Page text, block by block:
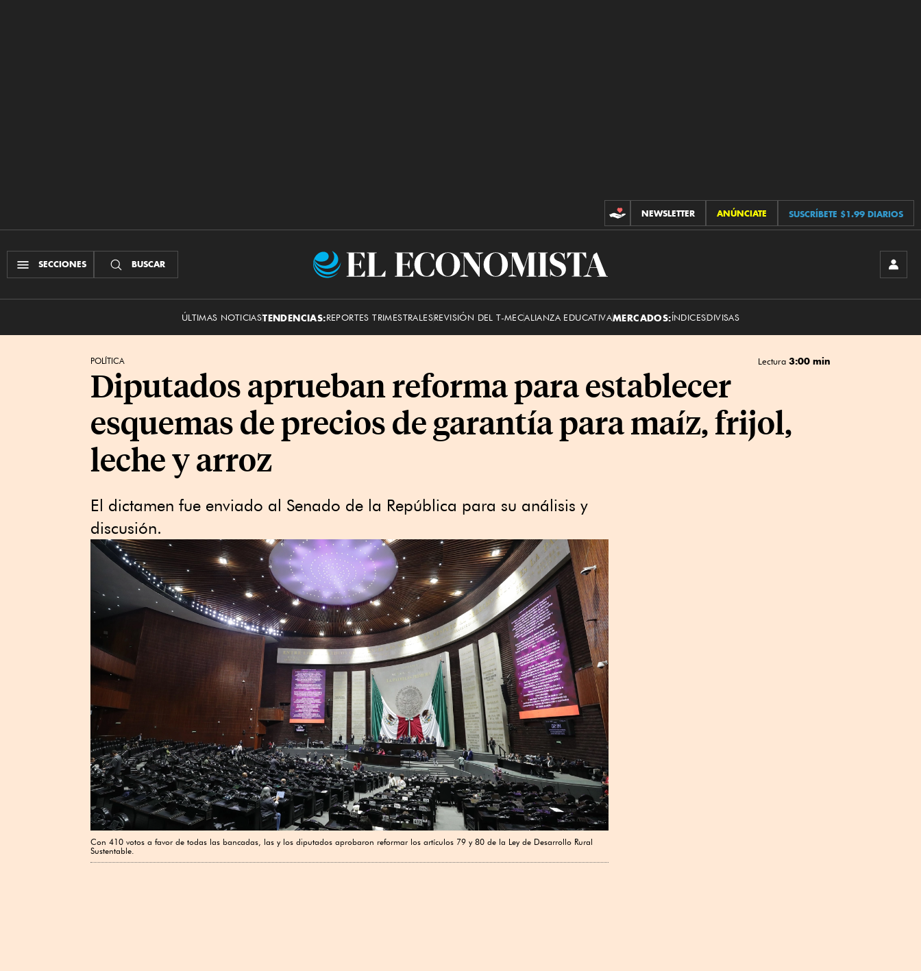
CONTRIBUCIONES
NEWSLETTER ANÚNCIATE SUSCRÍBETE $1.99 DIARIOS
SECCIONES BUSCAR
El
ÚLTIMAS NOTICIASTENDENCIAS:REPORTES TRIMESTRALESREVISIÓN DEL T-MECALIANZA EDUCATIVAMERCADOS:ÍNDICESDIVISAS
POLÍTICA Lectura 3:00 min
Diputados aprueban reforma para establecer
esquemas de precios de garantía para maíz, frijol,
leche y arroz
El dictamen fue enviado al Senado de la República para su análisis y
discusión.
Con 410 votos a favor de todas las bancadas, las y los diputados aprobaron reformar los artículos 79 y 80 de la Ley de Desarrollo Rural
Sustentable.